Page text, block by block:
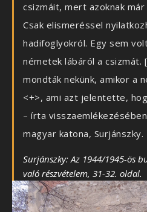
csizmáit, mert azoknak
Csak elismeréssel
hadifoglyokról. Egy sem
németek lábáról a csizmát.
mondták nekünk, amikor a
<+>, ami azt jelentette,
– írta
magyar katona, Surjánszky.
Surjánszky: Az 1944/1945-ös
való részvételem, 31-32. oldal.